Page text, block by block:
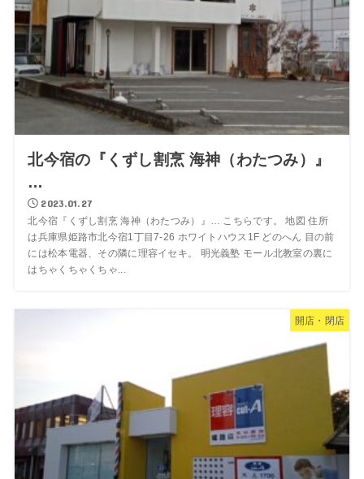
北今宿の『くずし割烹 海神（わたつみ）』
…
2023.01.27
北今宿『くずし割烹 海神（わたつみ）』… こちらです。 地図 住所
は兵庫県姫路市北今宿1丁目7-26 ホワイトハウス1F どのへん 目の前
には松本電器、その隣に理容イセキ。 明光義塾 モール北教室の裏に
はちゃくちゃくちゃ...
開店・閉店